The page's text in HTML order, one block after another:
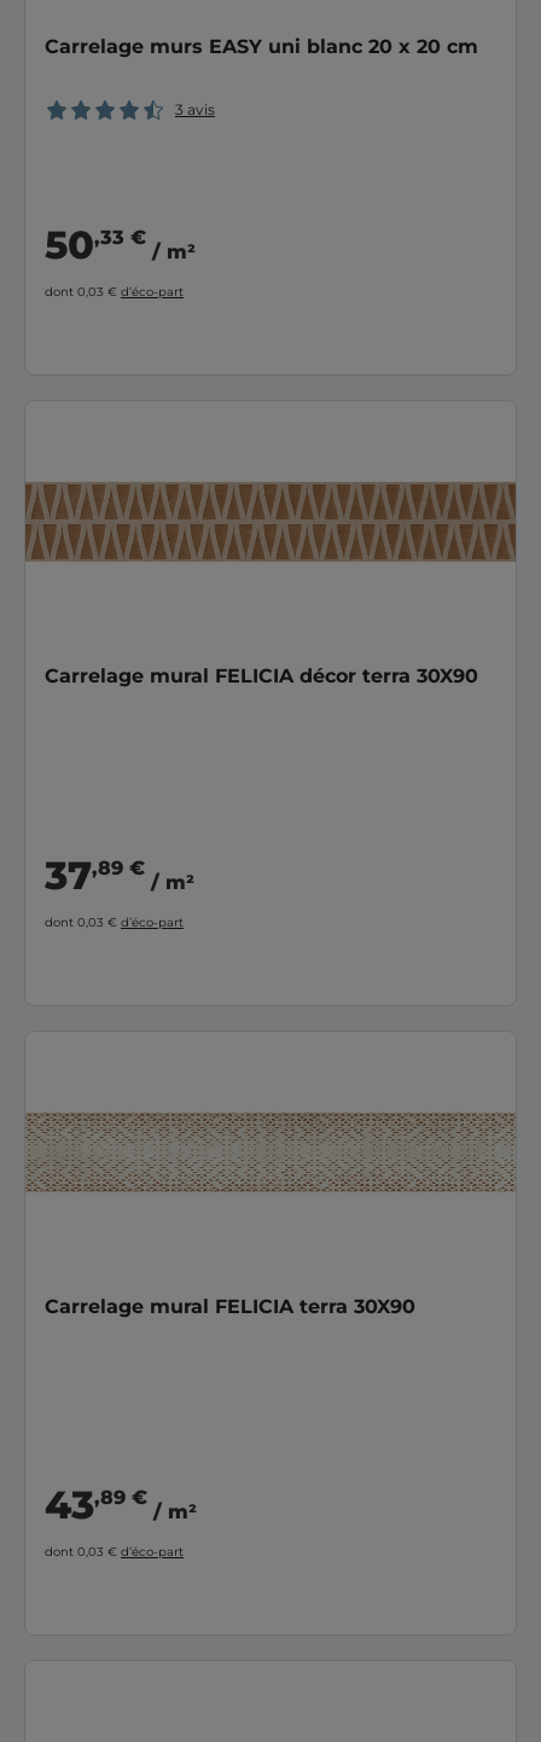
Carrelage murs EASY uni blanc 20 x 20 cm
3 avis
50,33 €
/ m²
dont 0,03 € d’éco-part
Carrelage mural FELICIA décor terra 30X90
37,89 €
/ m²
dont 0,03 € d’éco-part
Carrelage mural FELICIA terra 30X90
43,89 €
/ m²
dont 0,03 € d’éco-part